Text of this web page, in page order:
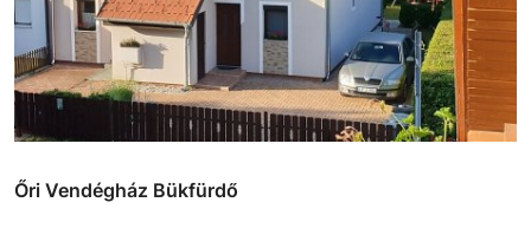
Őri Vendégház Bükfürdő